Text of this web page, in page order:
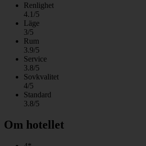
Renlighet
4.1/5
Läge
3/5
Rum
3.9/5
Service
3.8/5
Sovkvalitet
4/5
Standard
3.8/5
Om hotellet